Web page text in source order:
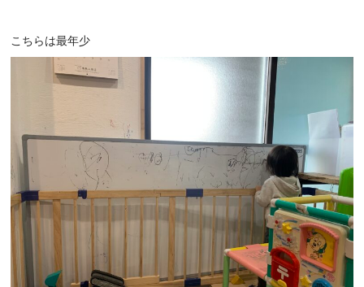
こちらは最年少